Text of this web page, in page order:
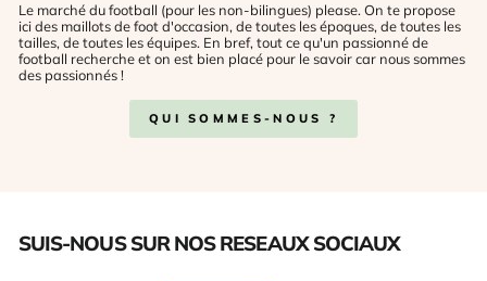
Le marché du football (pour les non-bilingues) please. On te propose
ici des maillots de foot d'occasion, de toutes les époques, de toutes les
tailles, de toutes les équipes. En bref, tout ce qu'un passionné de
football recherche et on est bien placé pour le savoir car nous sommes
des passionnés !
QUI SOMMES-NOUS ?
SUIS-NOUS SUR NOS RESEAUX SOCIAUX